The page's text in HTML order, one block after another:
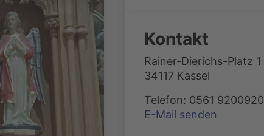
Kontakt
Rainer-Dierichs-Platz 1
34117 Kassel
Telefon: 0561 9200920
E-Mail senden